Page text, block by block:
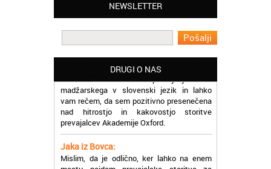
NEWSLETTER
DRUGI O NAS
Oxford, ker so resnično profesionalni in
prevajalske storitve opravljajo hitro in
učinkoviti.
Potrebovala sem prevajanje iz
vam rečem, da sem pozitivno presenečena
nad hitrostjo in kakovostjo storitve
prevajalcev Akademije Oxford.
Jaka iz Bovca:
Mislim, da je odlično, ker lahko na enem
mestu najdem prevajalske storitve za